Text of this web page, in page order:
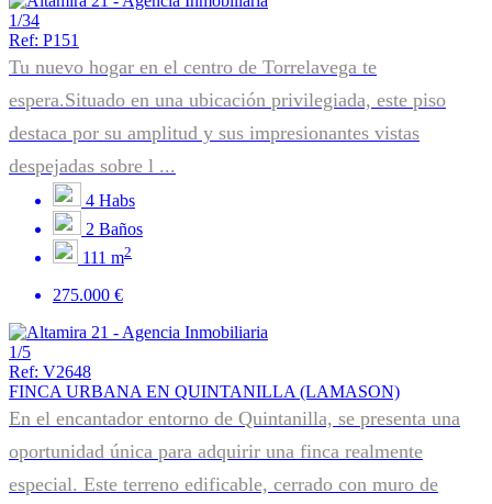
1/34
Ref: P151
Tu nuevo hogar en el centro de Torrelavega te
espera.Situado en una ubicación privilegiada, este piso
destaca por su amplitud y sus impresionantes vistas
despejadas sobre l ...
4 Habs
2 Baños
111 m2
275.000 €
1/5
Ref: V2648
FINCA URBANA EN QUINTANILLA (LAMASON)
En el encantador entorno de Quintanilla, se presenta una
oportunidad única para adquirir una finca realmente
especial. Este terreno edificable, cerrado con muro de